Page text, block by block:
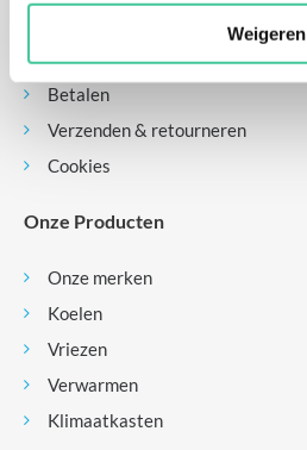
Weigeren
Privacyverklaring
Betalen
Verzenden & retourneren
Cookies
Onze Producten
Onze merken
Koelen
Vriezen
Verwarmen
Klimaatkasten